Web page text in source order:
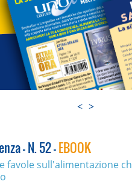
< >
- N. 52 -EBOOK
favole sull'alimentazione